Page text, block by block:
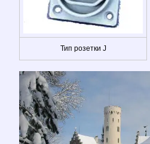
Тип розетки J